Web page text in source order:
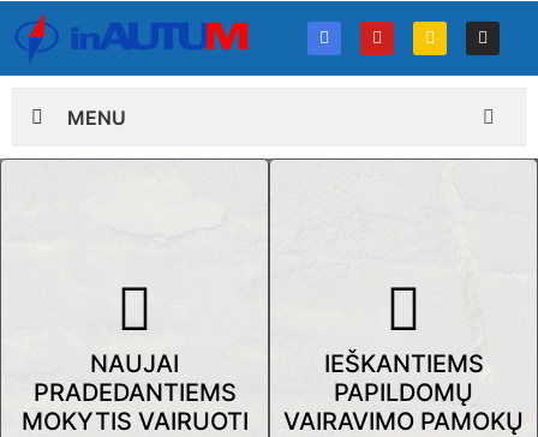
MENU
NAUJAI
PRADEDANTIEMS
MOKYTIS VAIRUOTI
IEŠKANTIEMS
PAPILDOMŲ
VAIRAVIMO PAMOKŲ